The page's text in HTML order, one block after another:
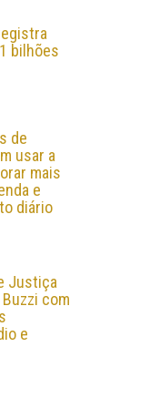
bilhões
de
usar a
mais
e
diário
Justiça
com
e